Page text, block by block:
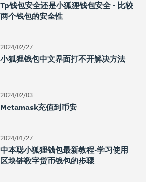
Tp钱包安全还是小狐狸钱包安全 - 比较
两个钱包的安全性
2024/02/27
小狐狸钱包中文界面打不开解决方法
2024/02/03
Metamask充值到币安
2024/01/27
中本聪小狐狸钱包最新教程-学习使用
区块链数字货币钱包的步骤